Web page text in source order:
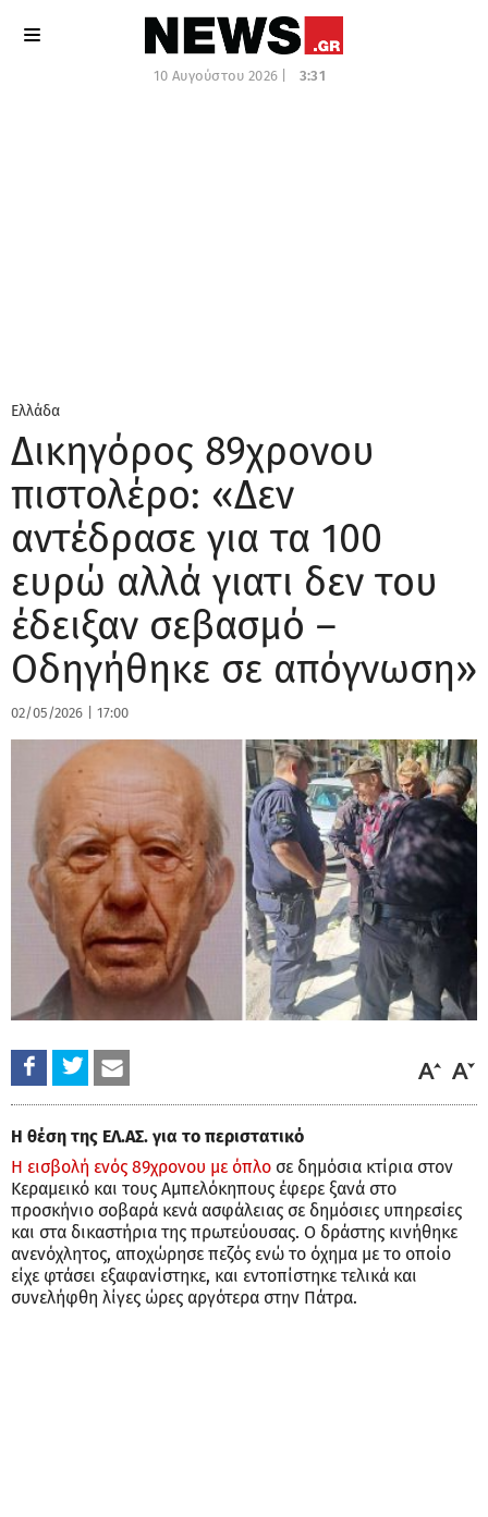
10 Αυγούστου 2026 | 3:31
Ελλάδα
Δικηγόρος 89χρονου
πιστολέρο: «Δεν
αντέδρασε για τα 100
ευρώ αλλά γιατι δεν του
έδειξαν σεβασμό –
Οδηγήθηκε σε απόγνωση»
02/05/2026 17:00
Η θέση της ΕΛ.ΑΣ. για το περιστατικό
Η εισβολή ενός 89χρονου με όπλο σε δημόσια κτίρια στον
Κεραμεικό και τους Αμπελόκηπους έφερε ξανά στο
προσκήνιο σοβαρά κενά ασφάλειας σε δημόσιες υπηρεσίες
και στα δικαστήρια της πρωτεύουσας. Ο δράστης κινήθηκε
ανενόχλητος, αποχώρησε πεζός ενώ το όχημα με το οποίο
είχε φτάσει εξαφανίστηκε, και εντοπίστηκε τελικά και
συνελήφθη λίγες ώρες αργότερα στην Πάτρα.